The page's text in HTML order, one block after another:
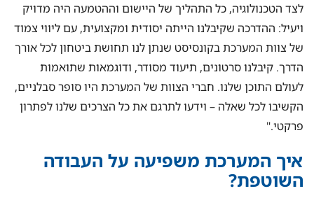
לצד הטכנולוגיה, כל התהליך של היישום וההטמעה היה מדויק
ויעיל: ההדרכה שקיבלנו הייתה יסודית ומקצועית, עם ליווי צמוד
של צוות המערכת בקונסיסט שנתן לנו תחושת ביטחון לכל אורך
הדרך. קיבלנו סרטונים, תיעוד מסודר, ודוגמאות שתואמות
לעולם התוכן שלנו. חברי הצוות של המערכת היו סופר סבלניים,
הקשיבו לכל שאלה – וידעו לתרגם את כל הצרכים שלנו לפתרון
פרקטי."
איך המערכת משפיעה על העבודה
השוטפת?